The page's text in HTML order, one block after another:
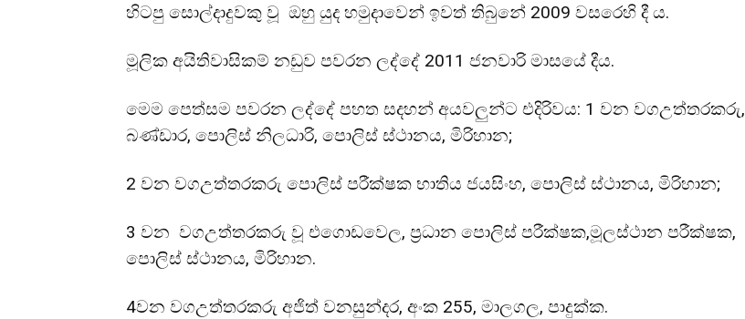
හිටපු සොල්දාදුවකු වූ ඔහු යුද හමුදාවෙන් ඉවත් තිබුනේ 2009 වසරෙහි දී ය.
මූලික අයිතිවාසිකම් නඩුව පවරන ලද්දේ 2011 ජනවාරි මාසයේ දීය.
මෙම පෙත්සම පවරන ලද්දේ පහත සදහන් අයවලුන්ට එදිරිවය: 1 වන වගඋත්තරකරු,
බණ්ඩාර, පොලිස් නිලධාරි, පොලිස් ස්ථානය, මිරිහාන;
2 වන වගඋත්තරකරු පොලිස් පරීක්ෂක භාතිය ජයසිංහ, පොලිස් ස්ථානය, මිරිහාන;
3 වන වගඋත්තරකරු වූ එගොඩවෙල, ප්‍රධාන පොලිස් පරීක්ෂක,මූලස්ථාන පරීක්ෂක,
පොලිස් ස්ථානය, මිරිහාන.
4වන වගඋත්තරකරු අජිත් වනසුන්දර, අංක 255, මාලගල, පාදුක්ක.